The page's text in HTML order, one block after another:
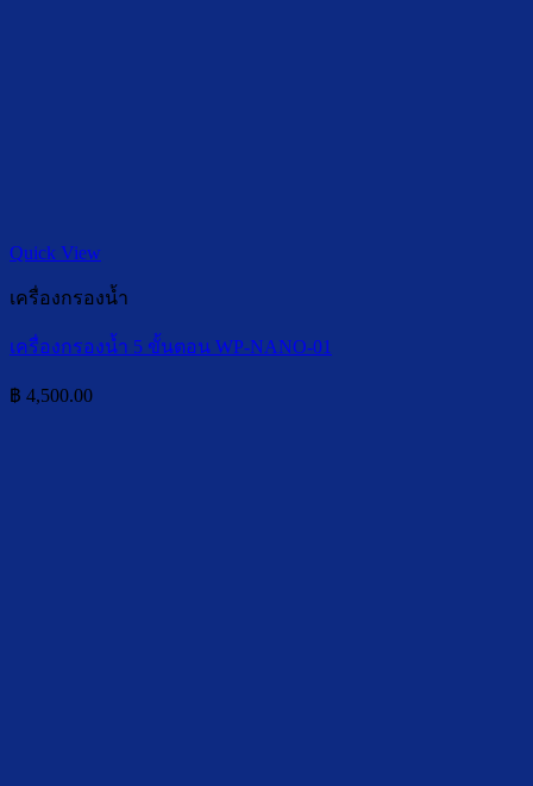
Quick View
เครื่องกรองน้ำ
เครื่องกรองน้ำ 5 ขั้นตอน WP-NANO-01
฿ 4,500.00